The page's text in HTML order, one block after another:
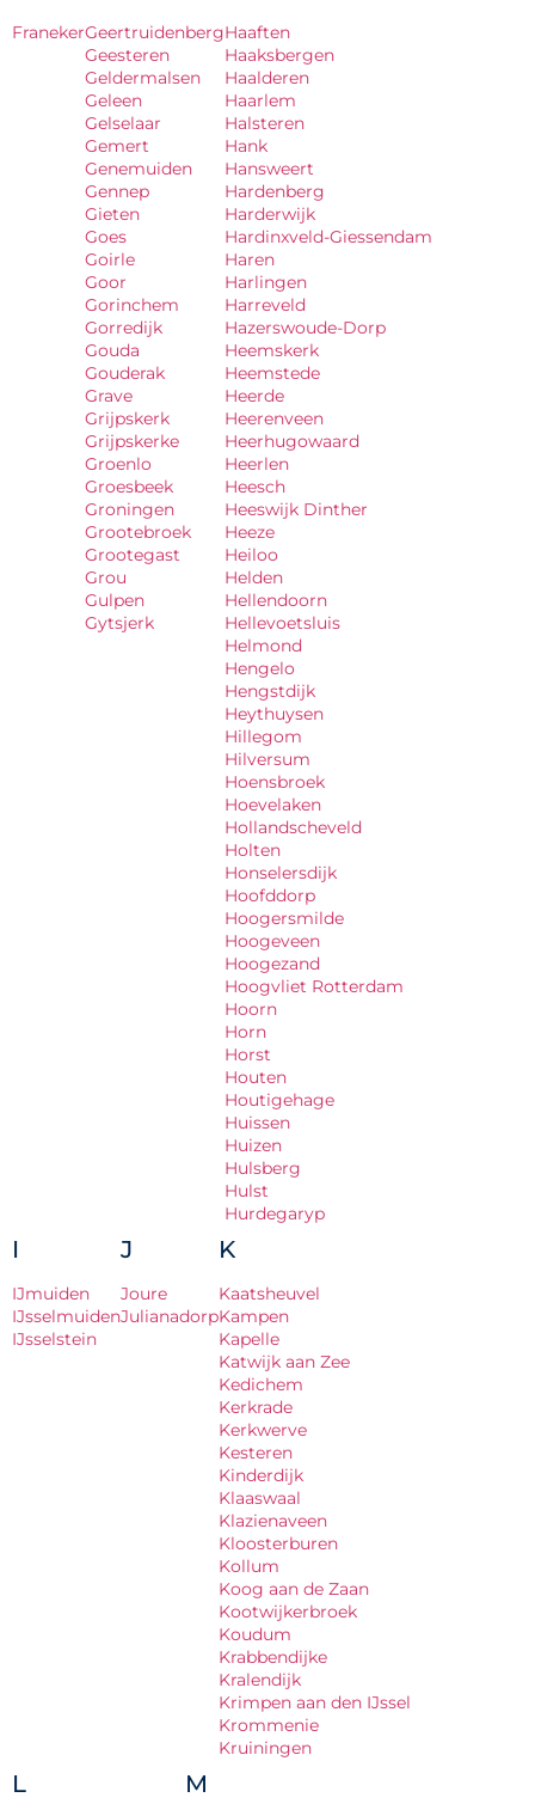
FranekerGeertruidenberg
Geesteren
Geldermalsen
Geleen
Gelselaar
Gemert
Genemuiden
Gennep
Gieten
Goes
Goirle
Goor
Gorinchem
Gorredijk
Gouda
Gouderak
Grave
Grijpskerk
Grijpskerke
Groenlo
Groesbeek
Groningen
Grootebroek
Grootegast
Grou
Gulpen
Gytsjerk
Haaften
Haaksbergen
Haalderen
Haarlem
Halsteren
Hank
Hansweert
Hardenberg
Harderwijk
Hardinxveld-Giessendam
Haren
Harlingen
Harreveld
Hazerswoude-Dorp
Heemskerk
Heemstede
Heerde
Heerenveen
Heerhugowaard
Heerlen
Heesch
Heeswijk Dinther
Heeze
Heiloo
Helden
Hellendoorn
Hellevoetsluis
Helmond
Hengelo
Hengstdijk
Heythuysen
Hillegom
Hilversum
Hoensbroek
Hoevelaken
Hollandscheveld
Holten
Honselersdijk
Hoofddorp
Hoogersmilde
Hoogeveen
Hoogezand
Hoogvliet Rotterdam
Hoorn
Horn
Horst
Houten
Houtigehage
Huissen
Huizen
Hulsberg
Hulst
Hurdegaryp
I
IJmuiden
IJsselmuiden
IJsselstein
J
Joure
Julianadorp
K
Kaatsheuvel
Kampen
Kapelle
Katwijk aan Zee
Kedichem
Kerkrade
Kerkwerve
Kesteren
Kinderdijk
Klaaswaal
Klazienaveen
Kloosterburen
Kollum
Koog aan de Zaan
Kootwijkerbroek
Koudum
Krabbendijke
Kralendijk
Krimpen aan den IJssel
Krommenie
Kruiningen
L M